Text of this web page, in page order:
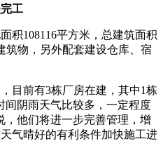
工
积108116平方米，总建筑面积
筑物，另外配套建设仓库、宿
目前有3栋厂房在建，其中1栋
间阴雨天气比较多，一定程度
，他们将进一步完善管理，增
气晴好的有利条件加快施工进